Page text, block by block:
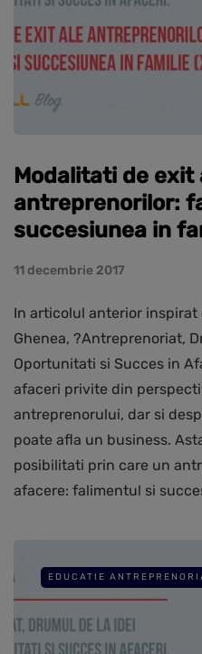
Modalitati de exit
antreprenorilor:
succesiunea in
11 decembrie 2017
In articolul anterior
Ghenea, ?Antreprenoriat,
Oportunitati si Succes in
afaceri privite din
antreprenorului, dar si
poate afla un business.
posibilitati prin care un
afacere: falimentul si
EDUCATIE